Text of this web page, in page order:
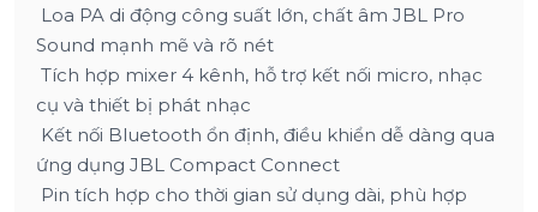
Loa PA di động công suất lớn, chất âm JBL Pro
Sound mạnh mẽ và rõ nét
Tích hợp mixer 4 kênh, hỗ trợ kết nối micro, nhạc
cụ và thiết bị phát nhạc
Kết nối Bluetooth ổn định, điều khiển dễ dàng qua
ứng dụng JBL Compact Connect
Pin tích hợp cho thời gian sử dụng dài, phù hợp